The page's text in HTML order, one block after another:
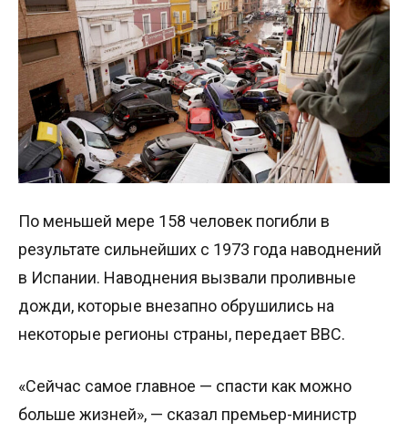
По меньшей мере 158 человек погибли в
результате сильнейших с 1973 года наводнений
в Испании. Наводнения вызвали проливные
дожди, которые внезапно обрушились на
некоторые регионы страны, передает BBC.
«Сейчас самое главное — спасти как можно
больше жизней», — сказал премьер-министр